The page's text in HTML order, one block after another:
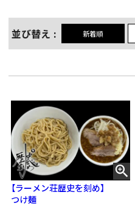
並び替え 新着順
【ラーメン荘歴史を刻め】
つけ麺